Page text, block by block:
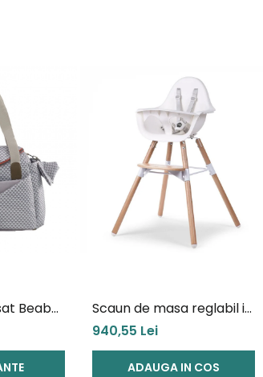
Beaba
Scaun de masa reglabil in
inaltime Childhome Evolu
2 Natural/Alb
940,55 Lei
ADAUGA IN COS